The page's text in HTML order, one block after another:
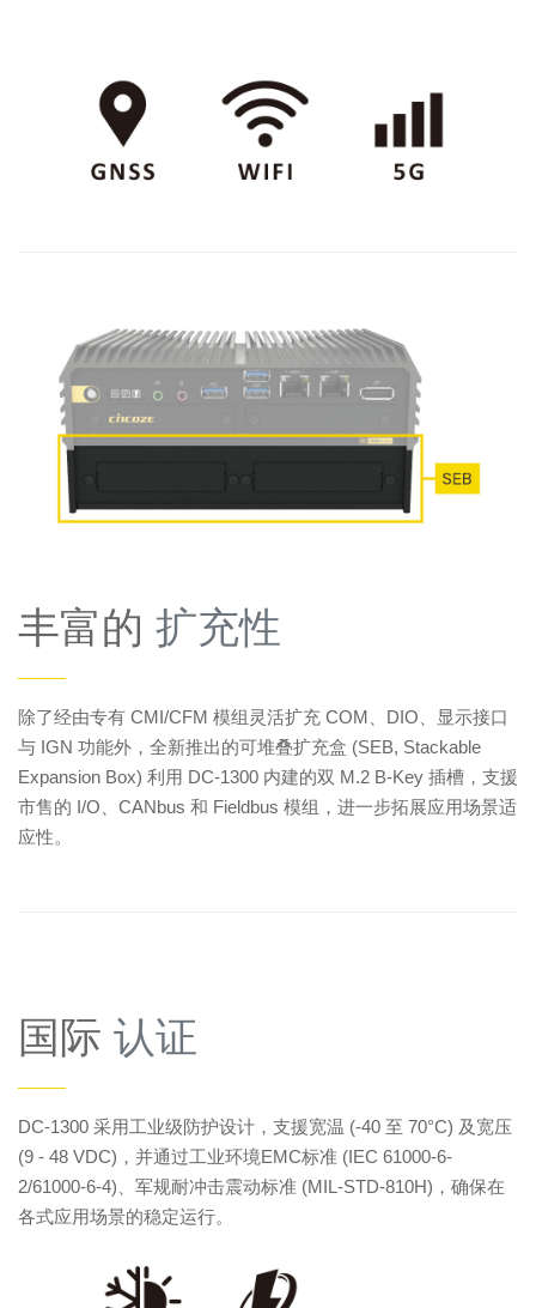
丰富的 扩充性
——
除了经由专有 CMI/CFM 模组灵活扩充 COM、DIO、显示接口
与 IGN 功能外，全新推出的可堆叠扩充盒 (SEB, Stackable
Expansion Box) 利用 DC-1300 内建的双 M.2 B-Key 插槽，支援
市售的 I/O、CANbus 和 Fieldbus 模组，进一步拓展应用场景适
应性。
国际 认证
——
DC-1300 采用工业级防护设计，支援宽温 (-40 至 70°C) 及宽压
(9 - 48 VDC)，并通过工业环境EMC标准 (IEC 61000-6-
2/61000-6-4)、军规耐冲击震动标准 (MIL-STD-810H)，确保在
各式应用场景的稳定运行。